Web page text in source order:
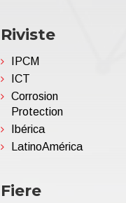
Riviste
IPCM
ICT
Corrosion
Protection
Ibérica
LatinoAmérica
Fiere